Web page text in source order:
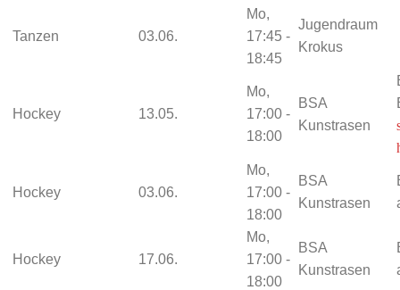
Tanzen 03.06.
Mo,
17:45 -
18:45
Jugendraum
Krokus
Hockey 13.05.
Mo,
17:00 -
18:00
BSA
Kunstrasen
Hockey 03.06.
Mo,
17:00 -
18:00
BSA
Kunstrasen
Hockey 17.06.
Mo,
17:00 -
18:00
BSA
Kunstrasen